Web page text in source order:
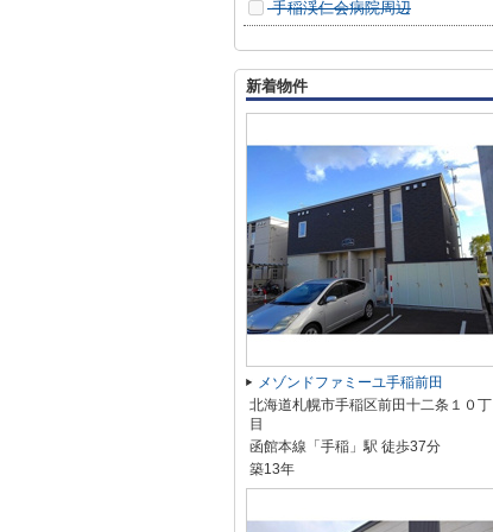
手稲渓仁会病院周辺
新着物件
メゾンドファミーユ手稲前田
北海道札幌市手稲区前田十二条１０丁
目
函館本線「手稲」駅 徒歩37分
築13年